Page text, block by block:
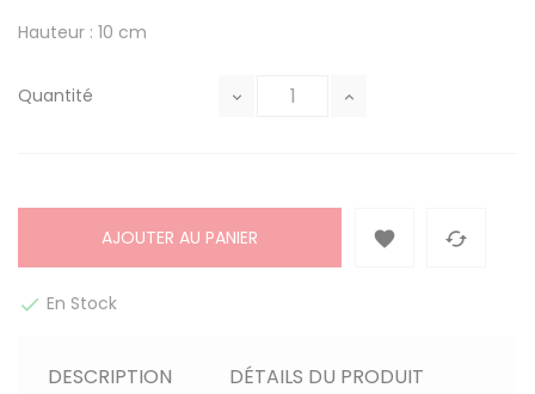
Hauteur : 10 cm
Quantité
AJOUTER AU PANIER  
 En Stock
DESCRIPTION DÉTAILS DU PRODUIT